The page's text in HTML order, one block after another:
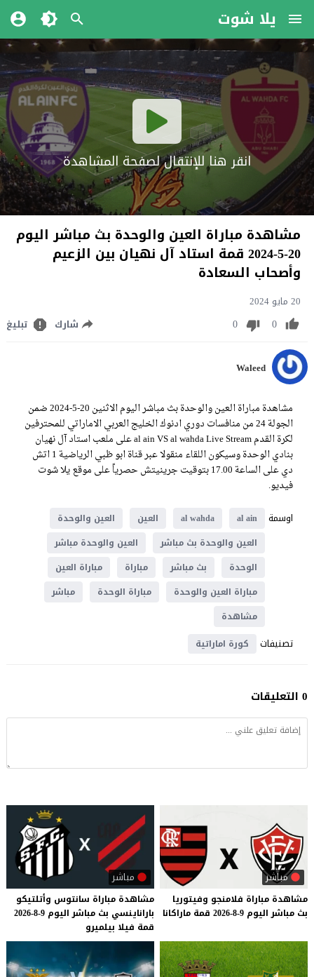
يلا شوت
انقر هنا للإنتقال لصفحة المشاهدة
مشاهدة مباراة العين والوحدة بث مباشر اليوم
20-5-2024 قمة استاد آل نهيان بين الزعيم
وأصحاب السعادة
20 مايو 2024
0
0 شارك تبليغ
Waleed
مشاهدة مباراة العين والوحدة بث مباشر اليوم الاثنين 20-5-2024 ضمن
الجولة 24 من منافسات دوري ادنوك الخليج العربي الاماراتي للمحترفين
لكرة القدم al ain VS al wahda Live Stream على ملعب استاد آل نهيان
بنادي الوحدة وسيكون اللقاء منقولا عبر قناة ابو ظبي الرياضية 1 اتش
دي على الساعة 17.00 بتوقيت جرينيتش حصرياً على موقع يلا شوت
فيديو.
اوسمة
al ain
al wahda العين
العين والوحدة
العين والوحدة بث مباشر
العين والوحدة مباشر
الوحدة
بث مباشر مباراة
مباراة العين
مباراة العين والوحدة
مباراة الوحدة
مباشر
مشاهدة
تصنيفات كورة اماراتية
0 التعليقات
مباشر
مشاهدة مباراة فلامنجو وفيتوريا
بث مباشر اليوم 9-8-2026 قمة ماراكانا
مباشر
مشاهدة مباراة سانتوس وأتلتيكو
باراناينسي بث مباشر اليوم 9-8-2026
قمة فيلا بيلميرو